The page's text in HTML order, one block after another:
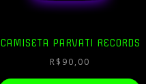
CAMISETA PARVATI RECORDS
R$ 90,00